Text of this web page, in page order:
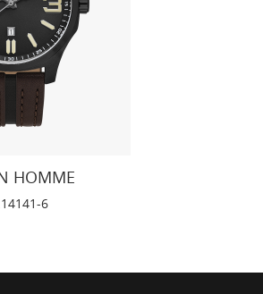
HOMME
6